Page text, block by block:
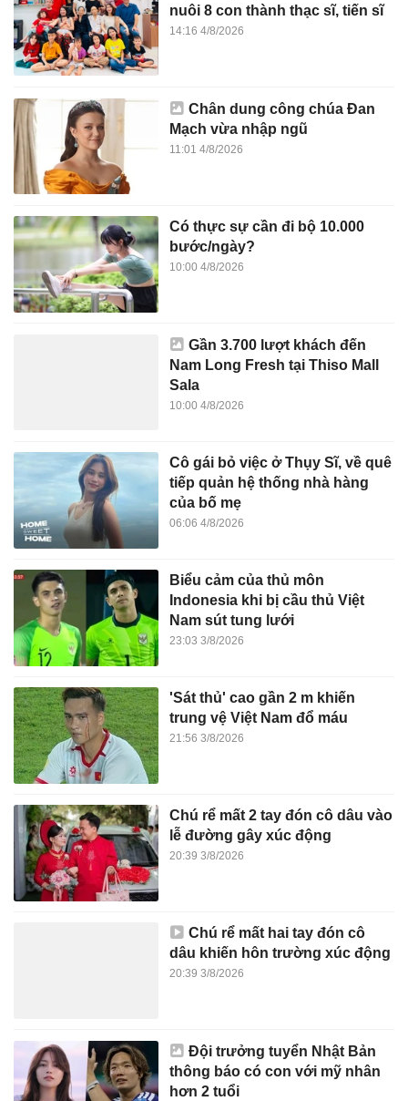
nuôi 8 con thành thạc sĩ, tiến sĩ
14:16 4/8/2026
Chân dung công chúa Đan
Mạch vừa nhập ngũ
11:01 4/8/2026
Có thực sự cần đi bộ 10.000
bước/ngày?
10:00 4/8/2026
Gần 3.700 lượt khách đến
Nam Long Fresh tại Thiso Mall
Sala
10:00 4/8/2026
Cô gái bỏ việc ở Thụy Sĩ, về quê
tiếp quản hệ thống nhà hàng
của bố mẹ
06:06 4/8/2026
Biểu cảm của thủ môn
Indonesia khi bị cầu thủ Việt
Nam sút tung lưới
23:03 3/8/2026
'Sát thủ' cao gần 2 m khiến
trung vệ Việt Nam đổ máu
21:56 3/8/2026
Chú rể mất 2 tay đón cô dâu vào
lễ đường gây xúc động
20:39 3/8/2026
Chú rể mất hai tay đón cô
dâu khiến hôn trường xúc động
20:39 3/8/2026
Đội trưởng tuyển Nhật Bản
thông báo có con với mỹ nhân
hơn 2 tuổi